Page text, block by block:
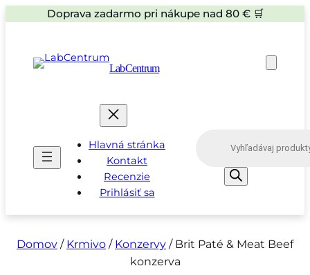
Doprava zadarmo pri nákupe nad 80 € 🛒
LabCentrum
Hlavná stránka
Kontakt
Recenzie
Prihlásiť sa
s
e
Domov / Krmivo / Konzervy / Brit Paté & Meat Beef
konzerva